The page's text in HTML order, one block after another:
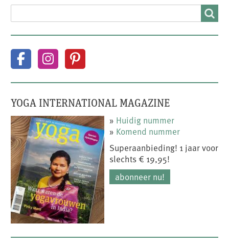
YOGA INTERNATIONAL MAGAZINE
» Huidig nummer
» Komend nummer
Superaanbieding! 1 jaar voor
slechts € 19,95!
abonneer nu!